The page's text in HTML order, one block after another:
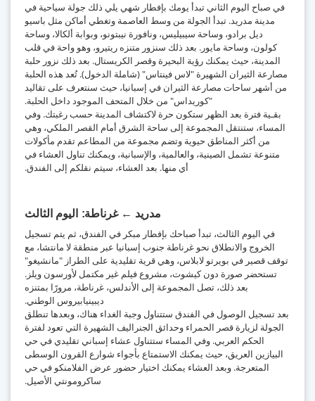
في صباح اليوم الثاني تبدأ يومك بإفطار شهي يلي ذلك جولة سياحية في
مدينة مدريد. تبدأ الجولة من وسط العاصمة وتغطي أماكن مثل باسيو
ديل برادو، وساحة سيبيليس، ونافورة نيبتونو، وبوابة ألكالا، وساحة
كولون، وساحة مايور. بعد ذلك سنزور متنزه ريتيرو، وهو واحة في قلب
المدينة، حيث يمكنك رؤية البحيرة وقصر الكريستال. بعد ذلك نزور حلبة
مصارعة الثيران الشهيرة "لاس فينتاس" (شاملة الدخول). تُعد هذه الحلبة
من أشهر ساحات مصارعة الثيران في إسبانيا، حيث سنتعرف على تقاليد
"كوريداس" من خلال المتحف الموجود داخل الحلبة.
بقـية فترة بعد الظهر ستكون حرة لاكتشاف المدينة حسب رغبتك. وفي
المساء، ستنتقل المجموعة إلى ساحة الشرق أمام القصر الملكي، وهي
من أكثر المناطق حيوية وتضم مجموعة من المطاعم تقدم مأكولات
متنوعة تشمل الصينية، والعالمية، والإسبانية، ويمكنك تناول العشاء في
أي منها. بعد العشاء، سيتم نقلكم إلى الفندق.
اليوم الثالث مدريد ← غرناطة
في اليوم الثالث، تبدأ صباحك بإفطار مبكر في الفندق، ثم يتم تسجيل
الخروج والانطلاق نحو غرناطة جنوب إسبانيا عبر منطقة لا مانتشا، مع
توقف قصير في بويرتو لابلاس، وهي قرية تقليدية على الطراز "مانشيغو"
تستحضر صورة دون كيشوت، مشروع فيلم غير مكتمل لأورسون ويلز.
بعد ذلك، تصل المجموعة إلى الأندلس، غرناطة، مرورًا بمتنزه
ديبينيابيروس الوطني.
بعد تسجيل الوصول في الفندق ستتناول وجبة الغداء هناك، وبعدها تنطلق
الجولة لزيارة قصر الحمراء وحدائق الجنراليف الشهيرة التي تعود لفترة
الحكم العربي. وفي المساء ستتناول عشاء إسباني تقليدي في حي
البيازين العريق، حيث يمكنك الاستمتاع بأجواء شوارع القرون الوسطى
المتعرجة. وبعد العشاء يمكنك اختيار حضور عرض الفلامنكو في حي
ساكرومونتي الأصيل.